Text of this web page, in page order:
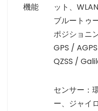
機能
ット、
ブルートゥ
ポジショニ
GPS /
QZSS /
センサー：
ー、ジャイ